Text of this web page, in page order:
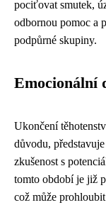
pociťovat smutek,
odbornou pomoc a
podpůrné skupiny.
Emocionální
Ukončení
důvodu,
zkušenost s
tomto období je již
což může